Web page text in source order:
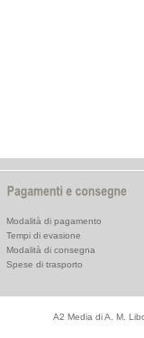
Modalità di pagamento
Tempi di evasione
Modalità di consegna
Spese di trasporto
A2 Media di A. M.